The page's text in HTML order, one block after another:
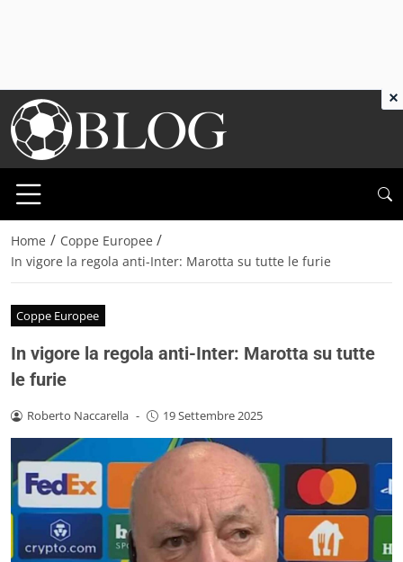
Home / Coppe Europee /
In vigore la regola anti-Inter: Marotta su tutte le furie
Coppe Europee
In vigore la regola anti-Inter: Marotta su tutte
le furie
Roberto Naccarella - 19 Settembre 2025
×